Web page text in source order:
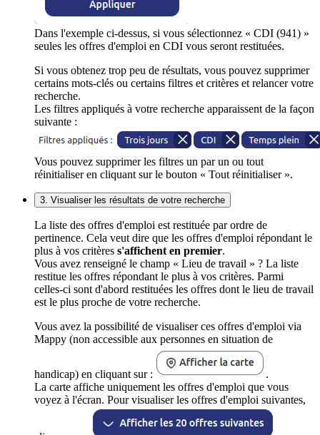
Dans l'exemple ci-dessus, si vous sélectionnez « CDI (941) »
seules les offres d'emploi en CDI vous seront restituées.
Si vous obtenez trop peu de résultats, vous pouvez supprimer
certains mots-clés ou certains filtres et critères et relancer votre
recherche.
Les filtres appliqués à votre recherche apparaissent de la façon
suivante :
Vous pouvez supprimer les filtres un par un ou tout
réinitialiser en cliquant sur le bouton « Tout réinitialiser ».
3. Visualiser les résultats de votre recherche
La liste des offres d'emploi est restituée par ordre de
pertinence. Cela veut dire que les offres d'emploi répondant le
plus à vos critères s'affichent en premier.
Vous avez renseigné le champ « Lieu de travail » ? La liste
restitue les offres répondant le plus à vos critères. Parmi
celles-ci sont d'abord restituées les offres dont le lieu de travail
est le plus proche de votre recherche.
Vous avez la possibilité de visualiser ces offres d'emploi via
Mappy (non accessible aux personnes en situation de
handicap) en cliquant sur :
.
La carte affiche uniquement les offres d'emploi que vous
voyez à l'écran. Pour visualiser les offres d'emploi suivantes,